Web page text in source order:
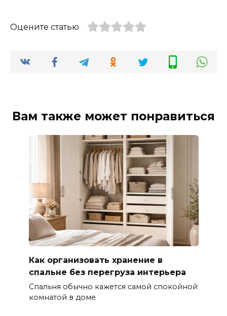
Оцените статью
Вам также может понравиться
Как организовать хранение в
спальне без перегруза интерьера
Спальня обычно кажется самой спокойной
комнатой в доме